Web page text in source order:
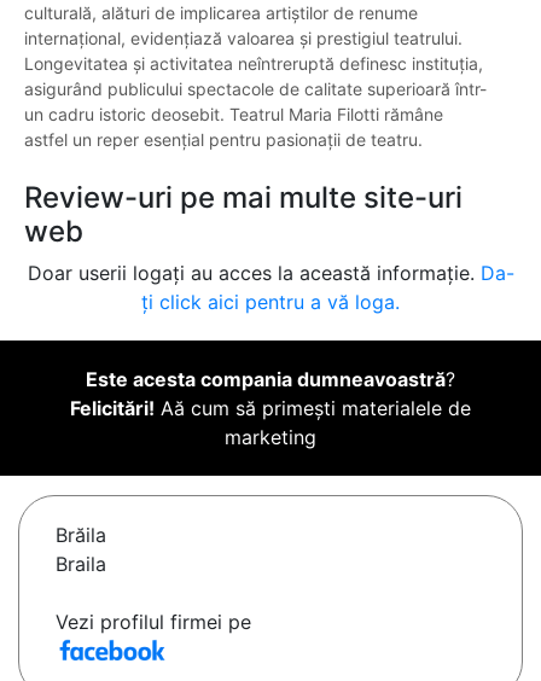
culturală, alături de implicarea artiștilor de renume
internațional, evidențiază valoarea și prestigiul teatrului.
Longevitatea și activitatea neîntreruptă definesc instituția,
asigurând publicului spectacole de calitate superioară într-
un cadru istoric deosebit. Teatrul Maria Filotti rămâne
astfel un reper esențial pentru pasionații de teatru.
Review-uri pe mai multe site-uri
web
Doar userii logați au acces la această informație. Da-
ți click aici pentru a vă loga.
Este acesta compania dumneavoastră?
Felicitări! Aă cum să primești materialele de
marketing
Brăila
Braila
Vezi profilul firmei pe